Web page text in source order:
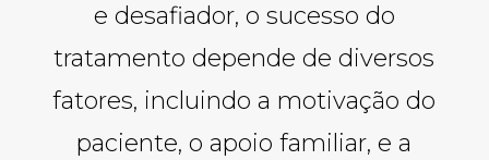
e desafiador, o sucesso do
tratamento depende de diversos
fatores, incluindo a motivação do
paciente, o apoio familiar, e a